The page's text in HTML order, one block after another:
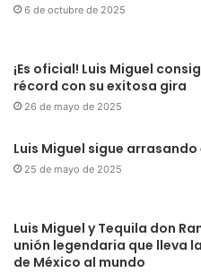
6 de octubre de 2025
¡Es oficial! Luis Miguel
récord con su exitosa gira
26 de mayo de 2025
Luis Miguel sigue
25 de mayo de 2025
Luis Miguel y Tequila don
unión legendaria que lleva
de México al mundo